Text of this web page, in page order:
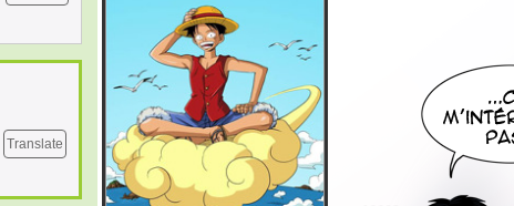
Translate